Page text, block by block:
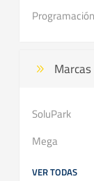
Marcas
SoluPark
Mega
VER TODAS